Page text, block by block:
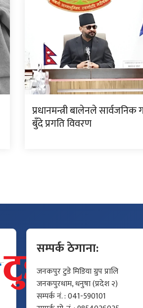
प्रधानमन्त्री बालेनले सार्वजनिक
बुँदे प्रगति विवरण
सम्पर्क ठेगाना:
जनकपुर टुडे मिडिया ग्रुप प्रालि
जनकपुरधाम, धनुषा (प्रदेश २)
सम्पर्क नं. : 041-590101